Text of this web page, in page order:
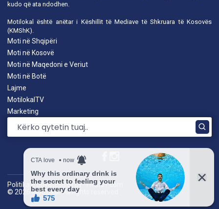
kudo që ata ndodhen.
Motilokal është anëtar i Këshillit të Mediave të Shkruara të Kosovës
(KMShK).
Moti në Shqipëri
Moti në Kosovë
Moti në Maqedoni e Veriut
Moti në Botë
Lajme
MotilokalTV
Marketing
© 2026 Motilokal. All rights reserved
Politika e privatësisë| by: TROKIT.com